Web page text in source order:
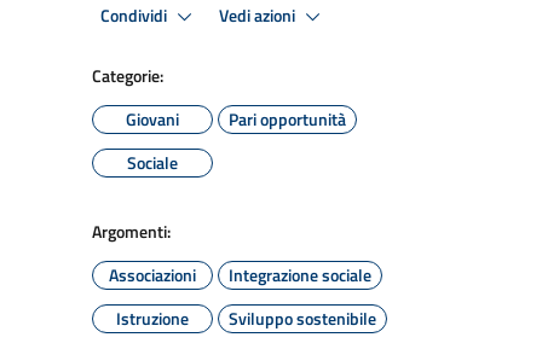
Condividi Vedi azioni
Categorie:
Giovani
Pari opportunità
Sociale
Argomenti:
Associazioni
Integrazione sociale
Istruzione
Sviluppo sostenibile